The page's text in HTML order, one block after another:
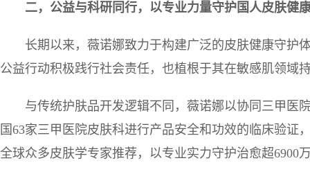
二，公益与科研同行，以专业力量守护国人皮肤健
长期以来，薇诺娜致力于构建广泛的皮肤健康守
公益行动积极践行社会责任，也植根于其在敏感肌领域
与传统护肤品开发逻辑不同，薇诺娜以协同三甲医
国63家三甲医院皮肤科进行产品安全和功效的临床验证
全球众多皮肤学专家推荐，以专业实力守护治愈超6900